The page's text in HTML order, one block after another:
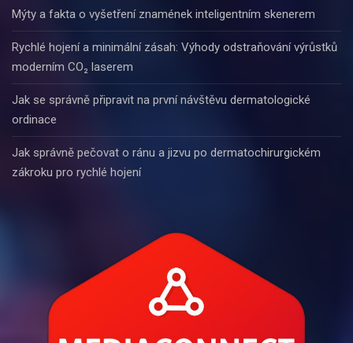
Mýty a fakta o vyšetření znamének inteligentním skenerem
Rychlé hojení a minimální zásah: Výhody odstraňování výrůstků
moderním CO₂ laserem
Jak se správně připravit na první návštěvu dermatologické
ordinace
Jak správně pečovat o ránu a jizvu po dermatochirurgickém
zákroku pro rychlé hojení